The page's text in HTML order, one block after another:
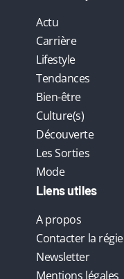
Actu
Carrière
Lifestyle
Tendances
Bien-être
Culture(s)
Découverte
Les Sorties
Mode
Liens utiles
A propos
Contacter la régie
Newsletter
Mentions légales